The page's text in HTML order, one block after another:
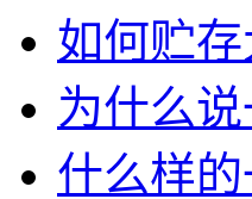
如何贮
为什么
什么样